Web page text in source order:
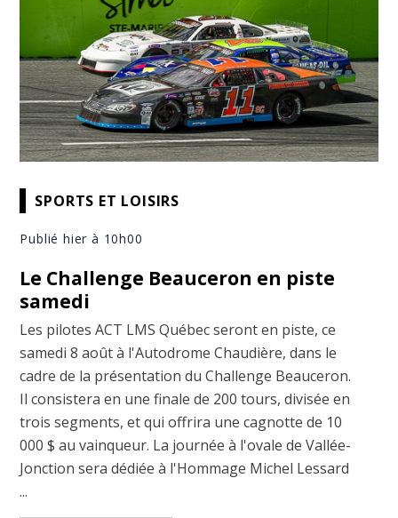
SPORTS ET LOISIRS
Publié hier à 10h00
Le Challenge Beauceron en piste
samedi
Les pilotes ACT LMS Québec seront en piste, ce
samedi 8 août à l'Autodrome Chaudière, dans le
cadre de la présentation du Challenge Beauceron.
Il consistera en une finale de 200 tours, divisée en
trois segments, et qui offrira une cagnotte de 10
000 $ au vainqueur. La journée à l'ovale de Vallée-
Jonction sera dédiée à l'Hommage Michel Lessard
...